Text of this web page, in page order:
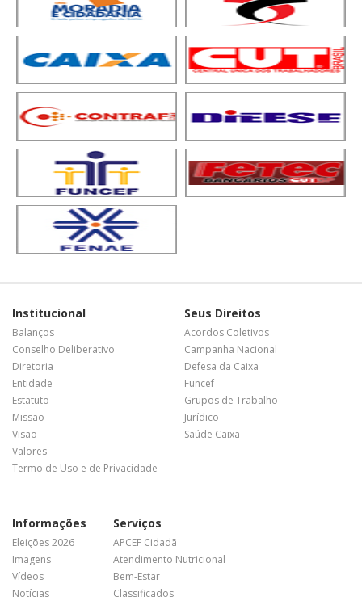
Institucional
Balanços
Conselho Deliberativo
Diretoria
Entidade
Estatuto
Missão
Visão
Valores
Termo de Uso e de Privacidade
Seus Direitos
Acordos Coletivos
Campanha Nacional
Defesa da Caixa
Funcef
Grupos de Trabalho
Jurídico
Saúde Caixa
Informações
Eleições 2026
Imagens
Vídeos
Notícias
Serviços
APCEF Cidadã
Atendimento Nutricional
Bem-Estar
Classificados